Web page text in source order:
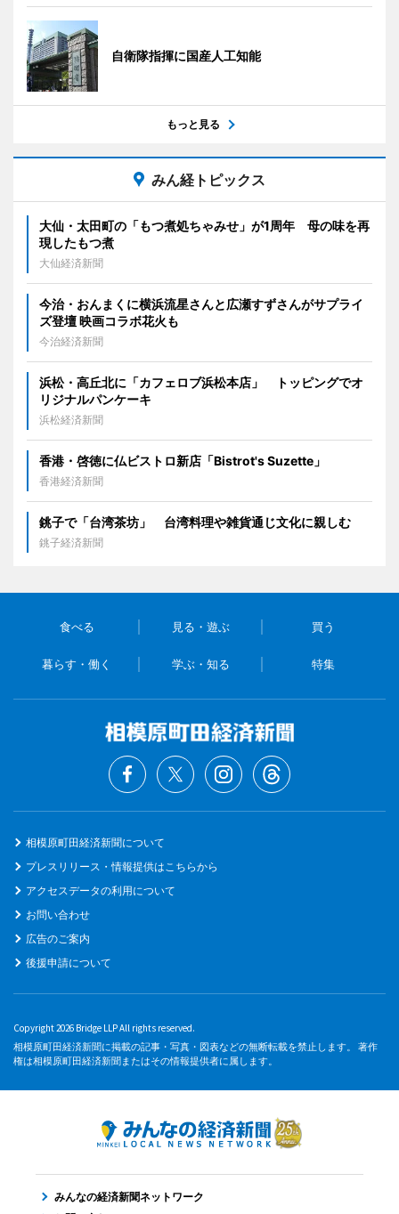
自衛隊指揮に国産人工知能
もっと見る
みん経トピックス
大仙・太田町の「もつ煮処ちゃみせ」が1周年 母の味を再
現したもつ煮
大仙経済新聞
今治・おんまくに横浜流星さんと広瀬すずさんがサプライ
ズ登壇 映画コラボ花火も
今治経済新聞
浜松・高丘北に「カフェロブ浜松本店」 トッピングでオ
リジナルパンケーキ
浜松経済新聞
香港・啓徳に仏ビストロ新店「Bistrot's Suzette」
香港経済新聞
銚子で「台湾茶坊」 台湾料理や雑貨通じ文化に親しむ
銚子経済新聞
食べる 見る・遊ぶ 買う
暮らす・働く 学ぶ・知る 特集
相模原町田経済新聞について
プレスリリース・情報提供はこちらから
アクセスデータの利用について
お問い合わせ
広告のご案内
後援申請について
Copyright 2026 Bridge LLP All rights reserved.
相模原町田経済新聞に掲載の記事・写真・図表などの無断転載を禁止します。 著作
権は相模原町田経済新聞またはその情報提供者に属します。
みんなの経済新聞ネットワーク